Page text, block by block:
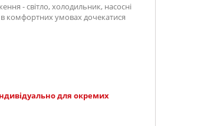
- світло, холодильник, насосні
в комфортних умовах дочекатися
для окремих